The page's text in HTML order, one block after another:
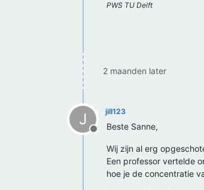
PWS TU Delft
2 maanden later
J
Offline
jill123
Beste Sanne,
Wij zijn al erg
Een professor vertelde
hoe je de concentratie